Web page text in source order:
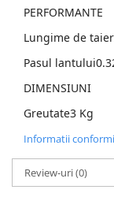
PERFORMANTE
Lungime de
Pasul
DIMENSIUNI
Greutate3 Kg
Informatii
Review-uri(0)